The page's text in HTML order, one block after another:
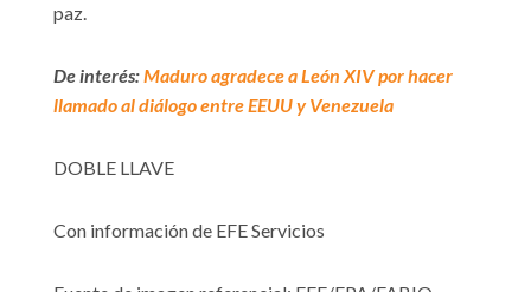
paz.
De interés:Maduro agradece a León XIV por hacer
llamado al diálogo entre EEUU y Venezuela
DOBLE LLAVE
Con información de EFE Servicios